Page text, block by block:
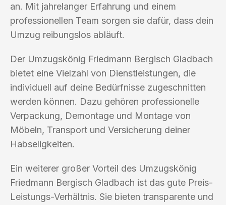
an. Mit jahrelanger Erfahrung und einem
professionellen Team sorgen sie dafür, dass dein
Umzug reibungslos abläuft.
Der Umzugskönig Friedmann Bergisch Gladbach
bietet eine Vielzahl von Dienstleistungen, die
individuell auf deine Bedürfnisse zugeschnitten
werden können. Dazu gehören professionelle
Verpackung, Demontage und Montage von
Möbeln, Transport und Versicherung deiner
Habseligkeiten.
Ein weiterer großer Vorteil des Umzugskönig
Friedmann Bergisch Gladbach ist das gute Preis-
Leistungs-Verhältnis. Sie bieten transparente und